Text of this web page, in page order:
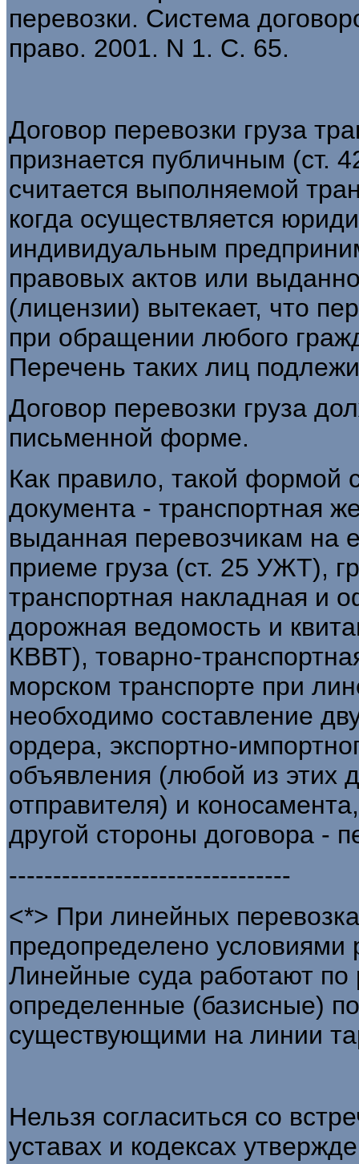
перевозки. Система
право. 2001. N 1. С. 65.
Договор перевозки груза
признается публичным (ст.
считается выполняемой
когда осуществляется
индивидуальным
правовых актов или
(лицензии) вытекает, что
при обращении любого
Перечень таких лиц
Договор перевозки груза
письменной форме.
Как правило, такой формой
документа - транспортная
выданная перевозчикам на
приеме груза (ст. 25 УЖТ),
транспортная накладная и
дорожная ведомость и
КВВТ), товарно-
морском транспорте при
необходимо составление
ордера, экспортно-
объявления (любой из этих
отправителя) и
другой стороны договора -
--------------------------------
<*> При линейных
предопределено
Линейные суда работают
определенные (базисные)
существующими на линии
Нельзя согласиться со
уставах и кодексах